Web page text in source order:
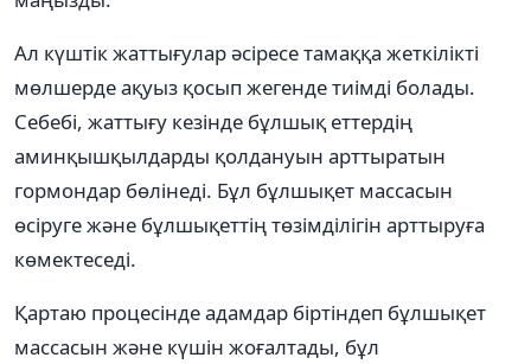
Ал күштік жаттығулар әсіресе тамаққа жеткілікті
мөлшерде ақуыз қосып жегенде тиімді болады.
Себебі, жаттығу кезінде бұлшық еттердің
аминқышқылдарды қолдануын арттыратын
гормондар бөлінеді. Бұл бұлшықет массасын
өсіруге және бұлшықеттің төзімділігін арттыруға
көмектеседі.
Қартаю процесінде адамдар біртіндеп бұлшықет
массасын және күшін жоғалтады, бұл